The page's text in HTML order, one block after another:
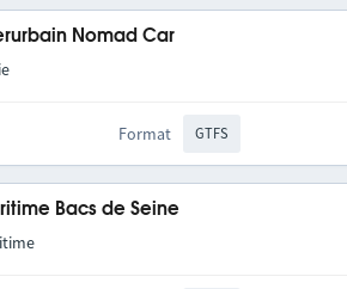
Nomad Car
Format GTFS
Bacs de Seine